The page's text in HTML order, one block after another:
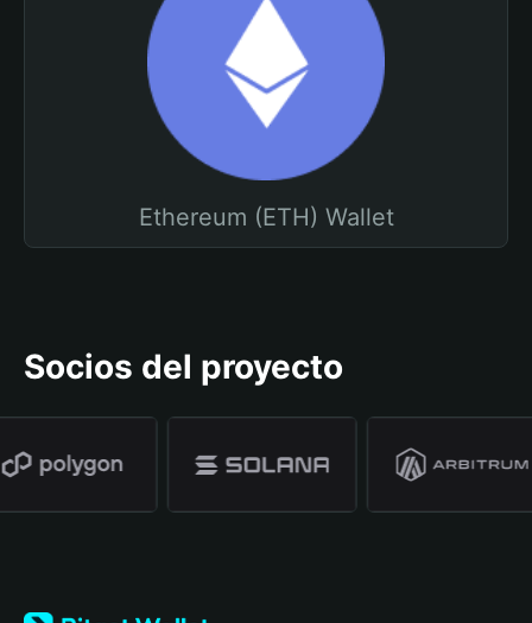
Ethereum (ETH) Wallet
Socios del proyecto